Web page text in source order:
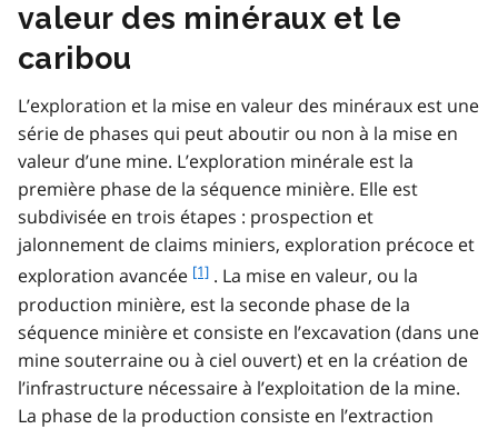
valeur des minéraux et le
caribou
L’exploration et la mise en valeur des minéraux est une
série de phases qui peut aboutir ou non à la mise en
valeur d’une mine. L’exploration minérale est la
première phase de la séquence minière. Elle est
subdivisée en trois étapes : prospection et
jalonnement de claims miniers, exploration précoce et
exploration avancée f
o
t
n
o
t
[1] . La mise en valeur, ou la
production minière, est la seconde phase de la
séquence minière et consiste en l’excavation (dans une
mine souterraine ou à ciel ouvert) et en la création de
l’infrastructure nécessaire à l’exploitation de la mine.
La phase de la production consiste en l’extraction